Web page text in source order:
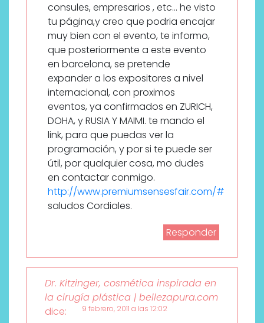
consules, empresarios , etc… he visto
tu página,y creo que podria encajar
muy bien con el evento, te informo,
que posteriormente a este evento
en barcelona, se pretende
expander a los expositores a nivel
internacional, con proximos
eventos, ya confirmados en ZURICH,
DOHA, y RUSIA Y MAIMI. te mando el
link, para que puedas ver la
programación, y por si te puede ser
útil, por qualquier cosa, mo dudes
en contactar conmigo.
http://www.premiumsensesfair.com/#
saludos Cordiales.
Responder
Dr. Kitzinger, cosmética inspirada en
la cirugía plástica | bellezapura.com
dice:
9 febrero, 2011 a las 12:02